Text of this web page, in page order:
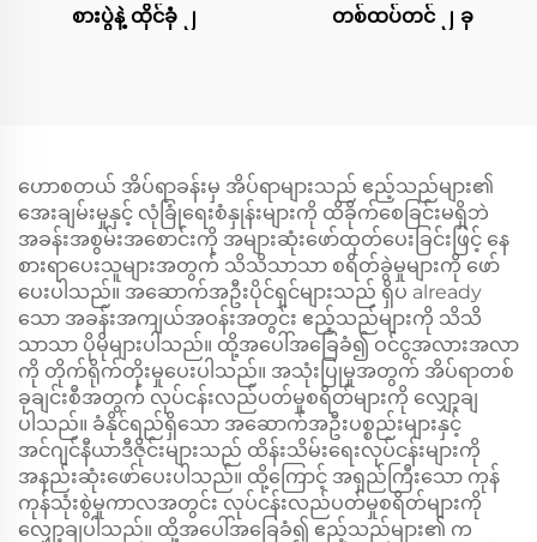
စားပွဲနဲ့ ထိုင်ခုံ ၂ တစ်ထပ်တင် ၂ ခု
ဟောစတယ် အိပ်ရာခန်းမှ အိပ်ရာများသည် ဧည့်သည်များ၏
အေးချမ်းမှုနှင့် လုံခြုံရေးစံနှုန်းများကို ထိခိုက်စေခြင်းမရှိဘဲ
အခန်းအစွမ်းအစောင်းကို အများဆုံးဖော်ထုတ်ပေးခြင်းဖြင့် နေ
စားရာပေးသူများအတွက် သိသိသာသာ စရိတ်ခွဲမှုများကို ဖော်
ပေးပါသည်။ အဆောက်အဦးပိုင်ရှင်များသည် ရှိပ already
သော အခန်းအကျယ်အဝန်းအတွင်း ဧည့်သည်များကို သိသိ
သာသာ ပိုမိုများပါသည်။ ထို့အပေါ်အခြေခံ၍ ဝင်ငွအလားအလာ
ကို တိုက်ရိုက်တိုးမှုပေးပါသည်။ အသုံးပြုမှုအတွက် အိပ်ရာတစ်
ခုချင်းစီအတွက် လုပ်ငန်းလည်ပတ်မှုစရိတ်များကို လျှော့ချ
ပါသည်။ ခံနိုင်ရည်ရှိသော အဆောက်အဦးပစ္စည်းများနှင့်
အင်ဂျင်နီယာဒီဇိုင်းများသည် ထိန်းသိမ်းရေးလုပ်ငန်းများကို
အနည်းဆုံးဖော်ပေးပါသည်။ ထို့ကြောင့် အရှည်ကြီးသော ကုန်
ကုန်သုံးစွဲမှုကာလအတွင်း လုပ်ငန်းလည်ပတ်မှုစရိတ်များကို
လျှော့ချပါသည်။ ထို့အပေါ်အခြေခံ၍ ဧည့်သည်များ၏ က